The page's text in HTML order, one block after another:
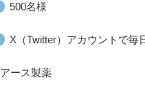
500名様
X（Twitter）アカウントで毎
アース製薬